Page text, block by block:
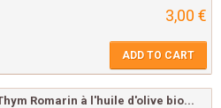
3,00 €
ADD TO CART
Romarin à l'huile d'olive bio...